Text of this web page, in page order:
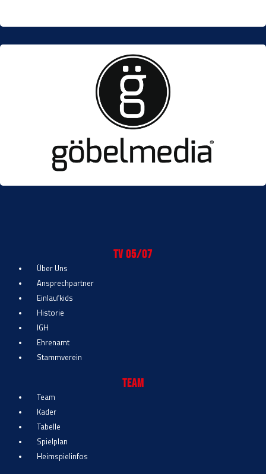
TV 05/07
Über Uns
Ansprechpartner
Einlaufkids
Historie
IGH
Ehrenamt
Stammverein
Team
Team
Kader
Tabelle
Spielplan
Heimspielinfos